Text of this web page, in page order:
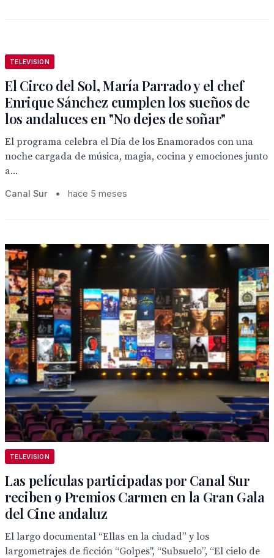
TELEVISION
El Circo del Sol, María Parrado y el chef
Enrique Sánchez cumplen los sueños de
los andaluces en "No dejes de soñar"
El programa celebra el Día de los Enamorados con una
noche cargada de música, magia, cocina y emociones junto
a...
Canal Sur • hace 5 meses
TELEVISION
Las películas participadas por Canal Sur
reciben 9 Premios Carmen en la Gran Gala
del Cine andaluz
El largo documental “Ellas en la ciudad” y los
largometrajes de ficción “Golpes", “Subsuelo”, “El cielo de